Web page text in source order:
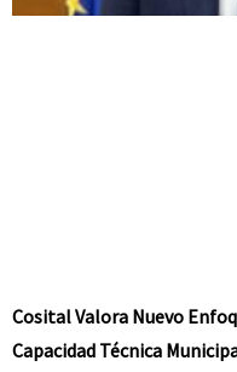
Cosital Valora Nuevo
Capacidad Técnica